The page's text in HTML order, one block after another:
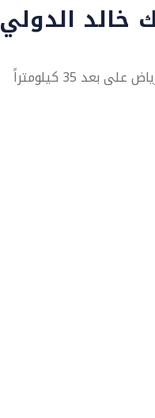
خالد الدولي
يقع مطار الملك خالد الدولي في الرياض على بعد 35 كيلومتراً